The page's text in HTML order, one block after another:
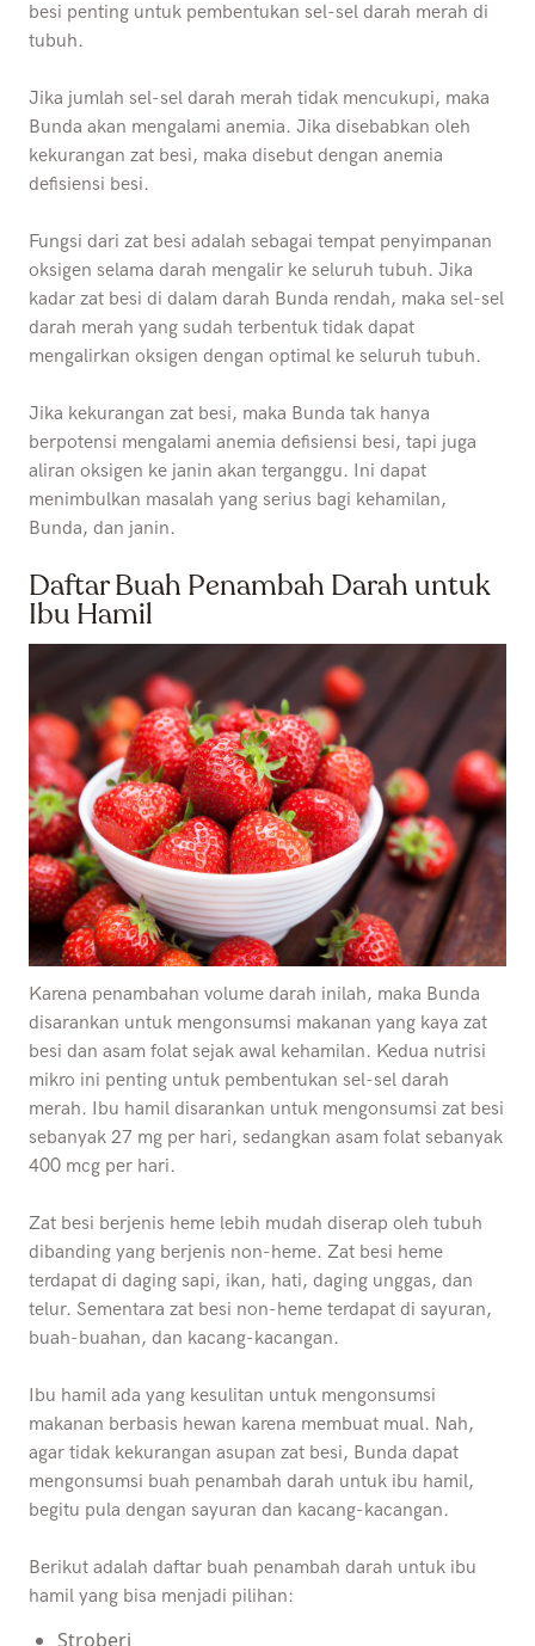
besi penting untuk pembentukan sel-sel darah merah di
tubuh.
Jika jumlah sel-sel darah merah tidak mencukupi, maka
Bunda akan mengalami anemia. Jika disebabkan oleh
kekurangan zat besi, maka disebut dengan anemia
defisiensi besi.
Fungsi dari zat besi adalah sebagai tempat penyimpanan
oksigen selama darah mengalir ke seluruh tubuh. Jika
kadar zat besi di dalam darah Bunda rendah, maka sel-sel
darah merah yang sudah terbentuk tidak dapat
mengalirkan oksigen dengan optimal ke seluruh tubuh.
Jika kekurangan zat besi, maka Bunda tak hanya
berpotensi mengalami anemia defisiensi besi, tapi juga
aliran oksigen ke janin akan terganggu. Ini dapat
menimbulkan masalah yang serius bagi kehamilan,
Bunda, dan janin.
Daftar Buah Penambah Darah untuk
Ibu Hamil
Karena penambahan volume darah inilah, maka Bunda
disarankan untuk mengonsumsi makanan yang kaya zat
besi dan asam folat sejak awal kehamilan. Kedua nutrisi
mikro ini penting untuk pembentukan sel-sel darah
merah. Ibu hamil disarankan untuk mengonsumsi zat besi
sebanyak 27 mg per hari, sedangkan asam folat sebanyak
400 mcg per hari.
Zat besi berjenis heme lebih mudah diserap oleh tubuh
dibanding yang berjenis non-heme. Zat besi heme
terdapat di daging sapi, ikan, hati, daging unggas, dan
telur. Sementara zat besi non-heme terdapat di sayuran,
buah-buahan, dan kacang-kacangan.
Ibu hamil ada yang kesulitan untuk mengonsumsi
makanan berbasis hewan karena membuat mual. Nah,
agar tidak kekurangan asupan zat besi, Bunda dapat
mengonsumsi buah penambah darah untuk ibu hamil,
begitu pula dengan sayuran dan kacang-kacangan.
Berikut adalah daftar buah penambah darah untuk ibu
hamil yang bisa menjadi pilihan:
Stroberi